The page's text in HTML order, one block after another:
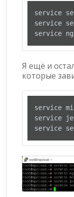
service
service
service
Я ещё и
которые
service
service
service